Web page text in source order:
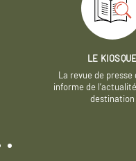
LE
La revue de presse
informe de
destination